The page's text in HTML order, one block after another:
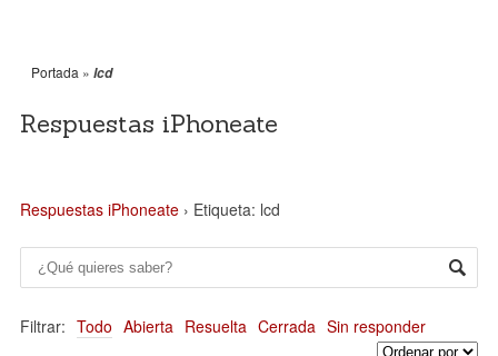
Portada » lcd
Respuestas iPhoneate
Respuestas iPhoneate › Etiqueta: lcd
Filtrar: Todo Abierta Resuelta Cerrada Sin responder